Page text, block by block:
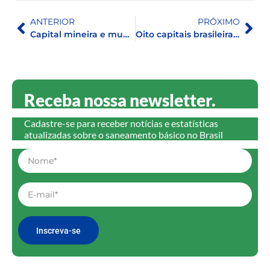
ANTERIOR
Capital mineira e município goiano apresentaram maior variação negativa no Ranking do Saneamento 2023
PRÓXIMO
Oito capitais brasileiras figuram entre as 20 piores cidades no Ranking do Saneamento
Receba nossa newsletter.
Cadastre-se para receber notícias e estatísticas
atualizadas sobre o saneamento básico no Brasil
Inscreva-se